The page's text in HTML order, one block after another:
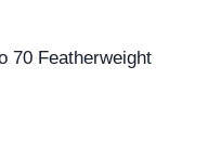
70 Featherweight